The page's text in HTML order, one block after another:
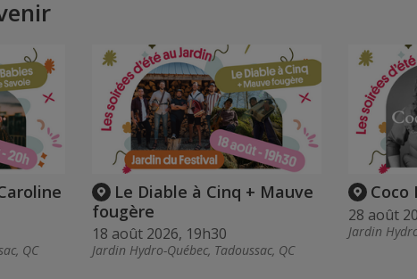
QC
Le Diable à Cinq + Mauve
fougère
18 août 2026, 19h30
Jardin Hydro-Québec, Tadoussac, QC
Coco
28 août
Jardin